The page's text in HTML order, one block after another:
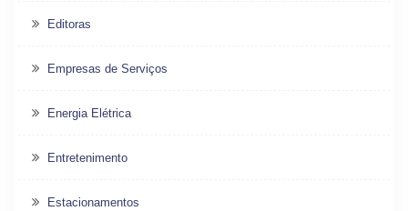
Editoras
Empresas de Serviços
Energia Elétrica
Entretenimento
Estacionamentos